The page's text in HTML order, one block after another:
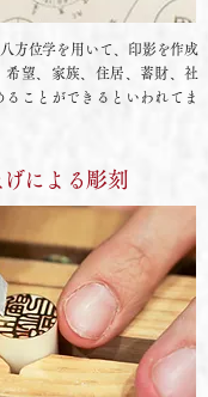
方位学を用いて、印影を作成
希望、家族、住居、蓄財、社
ことができるといわれてま
による彫刻